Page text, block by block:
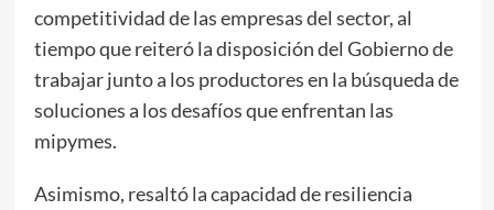
competitividad de las empresas del sector, al
tiempo que reiteró la disposición del Gobierno de
trabajar junto a los productores en la búsqueda de
soluciones a los desafíos que enfrentan las
mipymes.
Asimismo, resaltó la capacidad de resiliencia